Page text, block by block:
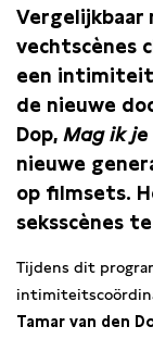
vechtscènes
een
de nieuwe
Dop, Mag ik je
nieuwe
op filmsets.
seksscènes
Tijdens dit
Tamar van den